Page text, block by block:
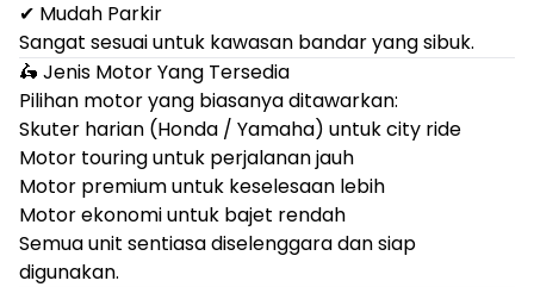
✔ Mudah Parkir
Sangat sesuai untuk kawasan bandar yang sibuk.
🛵 Jenis Motor Yang Tersedia
Pilihan motor yang biasanya ditawarkan:
Skuter harian (Honda / Yamaha) untuk city ride
Motor touring untuk perjalanan jauh
Motor premium untuk keselesaan lebih
Motor ekonomi untuk bajet rendah
Semua unit sentiasa diselenggara dan siap
digunakan.